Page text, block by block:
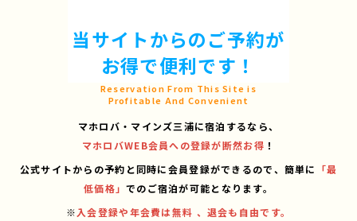
当サイトからのご予約が
お得で便利です！
Reservation From This Site is
Profitable And Convenient
マホロバ・マインズ三浦に宿泊するなら、
マホロバWEB会員への登録が断然お得 ！
公式サイトからの予約と同時に会員登録ができるので、 簡単に 「最
低価格」でのご宿泊が可能となります。
※ 入会登録や年会費は無料 、退会も自由です。